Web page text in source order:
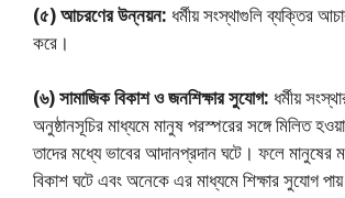
(৫) আচরণের উন্নয়ন: ধর্মীয় সংস্থাগুলি ব্যক্তির
করে।
(৬) সামাজিক বিকাশ ও জনশিক্ষার সুযোগ: ধর্মীয়
অনুষ্ঠানসূচির মাধ্যমে মানুষ পরস্পরের সঙ্গে মিলিত
তাদের মধ্যে ভাবের আদানপ্রদান ঘটে। ফলে মানুষের
বিকাশ ঘটে এবং অনেকে এর মাধ্যমে শিক্ষার সুযোগ